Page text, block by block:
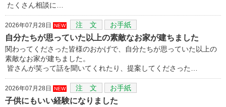
たくさん相談に…
2026年07月28日 NEW 注 文 お手紙
自分たちが思っていた以上の素敵なお家が建ちました
関わってくださった皆様のおかげで、自分たちが思っていた以上の
素敵なお家が建ちました。
皆さんが笑って話を聞いてくれたり、提案してくださった…
2026年07月28日 NEW 注 文 お手紙
子供にもいい経験になりました